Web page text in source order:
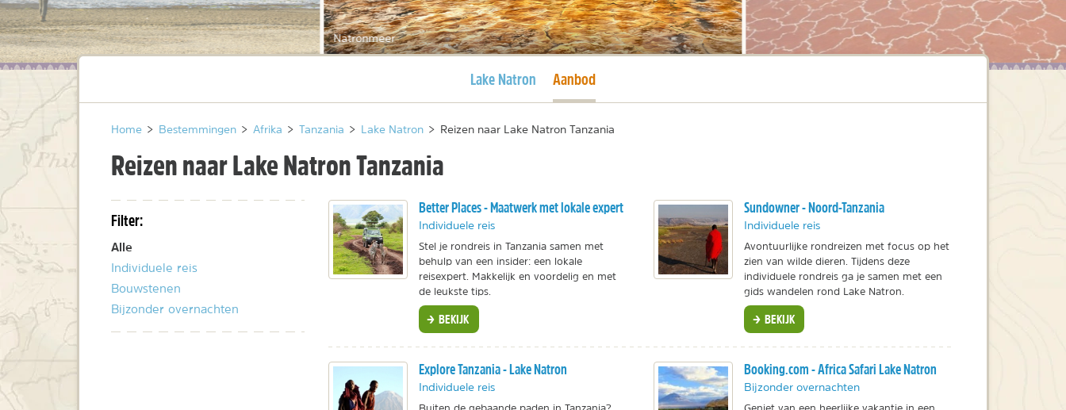
Natronmeer
Huidige pagina
Lake Natron Huidige pagina
Aanbod
Home > Bestemmingen > Afrika > Tanzania > Lake Natron > Reizen naar Lake Natron Tanzania
Reizen naar Lake Natron Tanzania
Filter:
Alle
Individuele reis
Bouwstenen
Bijzonder overnachten
Better Places - Maatwerk met lokale expert
Individuele reis
Stel je rondreis in Tanzania samen met
behulp van een insider: een lokale
reisexpert. Makkelijk en voordelig en met
de leukste tips.
BEKIJK
Sundowner - Noord-Tanzania
Individuele reis
Avontuurlijke rondreizen met focus op het
zien van wilde dieren. Tijdens deze
individuele rondreis ga je samen met een
gids wandelen rond Lake Natron.
BEKIJK
Explore Tanzania - Lake Natron
Individuele reis
Buiten de gebaande paden in Tanzania?
Booking.com - Africa Safari Lake Natron
Bijzonder overnachten
Geniet van een heerlijke vakantie in een